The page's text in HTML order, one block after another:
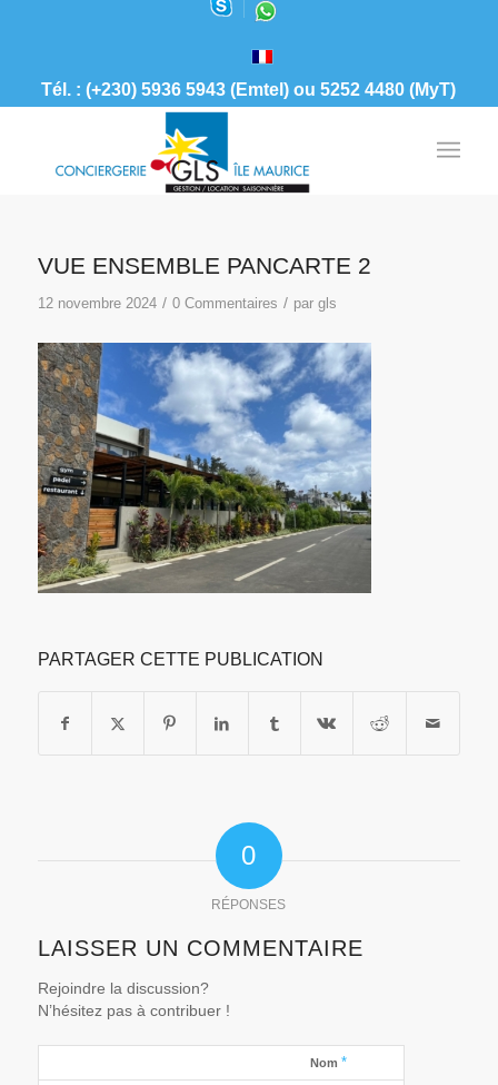
Tél. : (+230) 5936 5943 (Emtel) ou 5252 4480 (MyT)
VUE ENSEMBLE PANCARTE 2
12 novembre 2024 / 0 Commentaires / par gls
PARTAGER CETTE PUBLICATION
0
RÉPONSES
LAISSER UN COMMENTAIRE
Rejoindre la discussion?
N’hésitez pas à contribuer !
Nom *